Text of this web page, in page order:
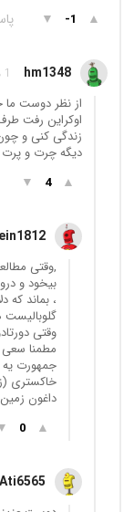
▲
-1
▼
hm1348 1 ماه قبل
از نظر دوست
اوکراین رفت
زندگی کنی و
دیگه چرت و
▲
4
▼
,وقتی
بیخود و
، بماند
گلوبالیست
وقتی
مطمنا
جمهورت یه
خاکستری
داغون
▲
0
Ati6565